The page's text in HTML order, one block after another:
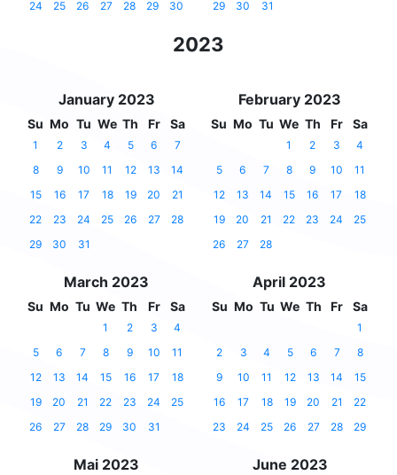
24
25 26 27 28 29 30
29
30 31
2023
January 2023
Su Mo Tu We Th Fr Sa
1 2 3 4 5 6
7
8
9 10 11 12 13
14
15
16 17 18 19 20
21
22
23 24 25 26 27
28
29
30 31
February 2023
Su Mo Tu We Th Fr Sa
1 2 3
4
5
6 7 8 9 10
11
12
13 14 15 16 17
18
19
20 21 22 23 24
25
26
27 28
March 2023
Su Mo Tu We Th Fr Sa
1 2 3
4
5
6 7 8 9 10
11
12
13 14 15 16 17
18
19
20 21 22 23 24
25
26
27 28 29 30 31
April 2023
Su Mo Tu We Th Fr Sa
1
2
3 4 5 6 7
8
9
10 11 12 13 14
15
16
17 18 19 20 21
22
23
24 25 26 27 28 29
Mai 2023 June 2023